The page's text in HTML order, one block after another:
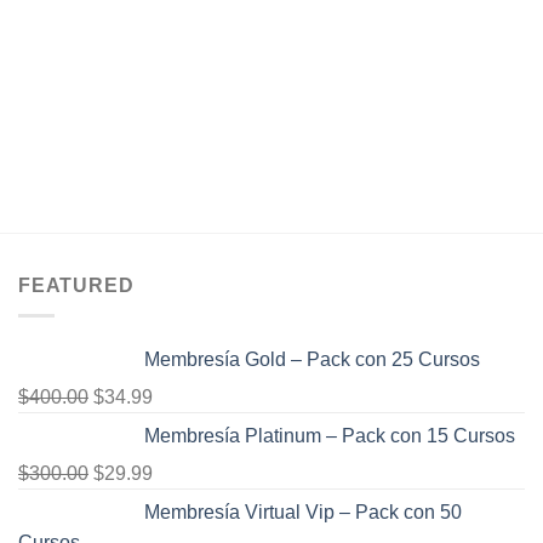
FEATURED
Membresía Gold – Pack con 25 Cursos
$400.00 El
era:
$400.00.
$34.99
precio
$34.99.
Membresía Platinum – Pack con 15 Cursos
$300.00 El
$29.99
precio
Membresía Virtual Vip – Pack con 50